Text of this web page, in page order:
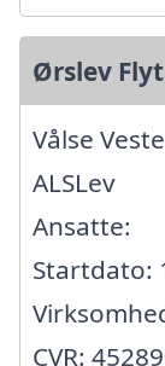
Ørslev Flyt
Vålse
ALSLev
Ansatte:
Startdato:
CVR: